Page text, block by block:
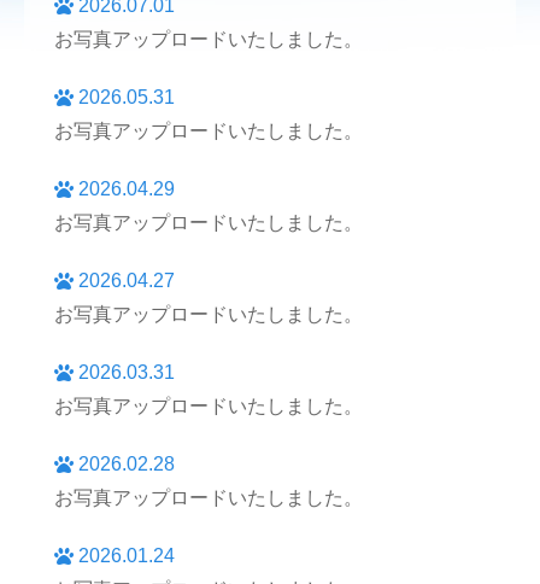
2026.07.01
お写真アップロードいたしました。
2026.05.31
お写真アップロードいたしました。
2026.04.29
お写真アップロードいたしました。
2026.04.27
お写真アップロードいたしました。
2026.03.31
お写真アップロードいたしました。
2026.02.28
お写真アップロードいたしました。
2026.01.24